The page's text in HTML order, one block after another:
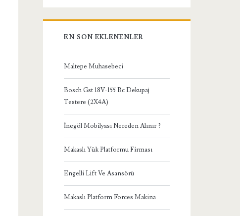
EN SON EKLENENLER
Maltepe Muhasebeci
Bosch Gst 18V-155 Bc Dekupaj
Testere (2X4A)
İnegöl Mobilyası Nereden Alınır ?
Makaslı Yük Platformu Firması
Engelli Lift Ve Asansörü
Makaslı Platform Forces Makina